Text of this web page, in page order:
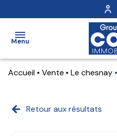
Menu
ventes
Accueil Vente Le chesnay
Retour aux résultats